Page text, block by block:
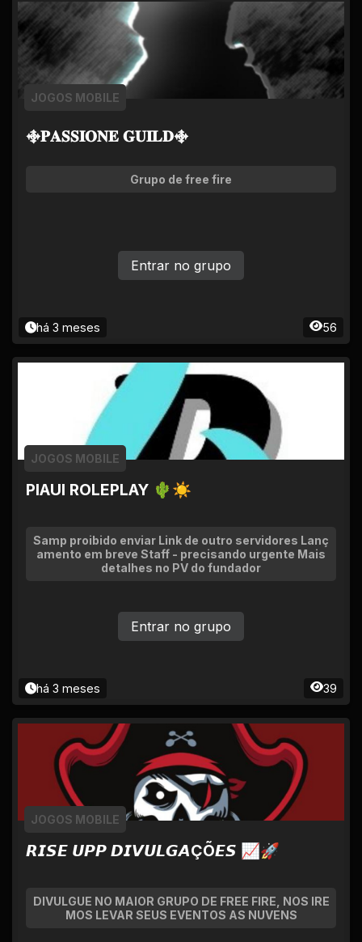
࿇𝐏𝐀𝐒𝐒𝐈𝐎𝐍𝐄 𝐆𝐔𝐈𝐋𝐃࿇
JOGOS MOBILE
Grupo de free fire
há 3 meses 56
Entrar no grupo
PIAUI ROLEPLAY 🌵☀
JOGOS MOBILE
Samp proibido enviar Link de outro servidores Lanç
amento em breve Staff - precisando urgente Mais
detalhes no PV do fundador
há 3 meses 39
Entrar no grupo
𝙍𝙄𝙎𝙀 𝙐𝙋𝙋 𝘿𝙄𝙑𝙐𝙇𝙂𝘼ÇÕ𝙀𝙎 📈🚀
JOGOS MOBILE
DIVULGUE NO MAIOR GRUPO DE FREE FIRE, NOS IRE
MOS LEVAR SEUS EVENTOS AS NUVENS